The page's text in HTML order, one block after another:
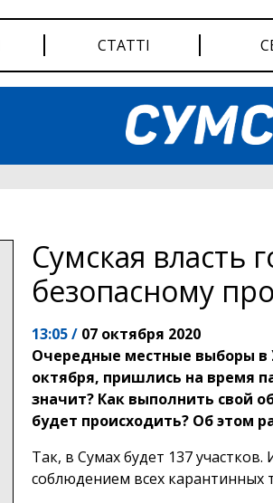
СТАТТІ
Сумская власть
безопасному
13:05 / 07 октября 2020
Очередные местные выборы в
октября, пришлись на время
значит? Как выполнить свой
будет происходить? Об этом
Так, в Сумах будет 137
соблюдением всех карантинных